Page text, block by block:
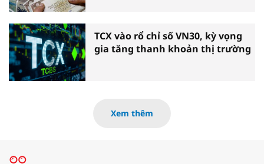
TCX vào rổ chỉ số VN30, kỳ vọng
gia tăng thanh khoản thị trường
Xem thêm